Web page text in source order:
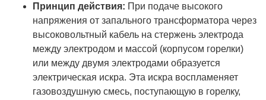
Принцип действия: При подаче высокого
напряжения от запального трансформатора через
высоковольтный кабель на стержень электрода
между электродом и массой (корпусом горелки)
или между двумя электродами образуется
электрическая искра. Эта искра воспламеняет
газовоздушную смесь, поступающую в горелку,